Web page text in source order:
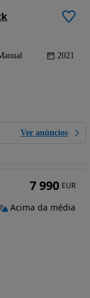
2021
Ver anúncios
7 990 EUR
Acima da média